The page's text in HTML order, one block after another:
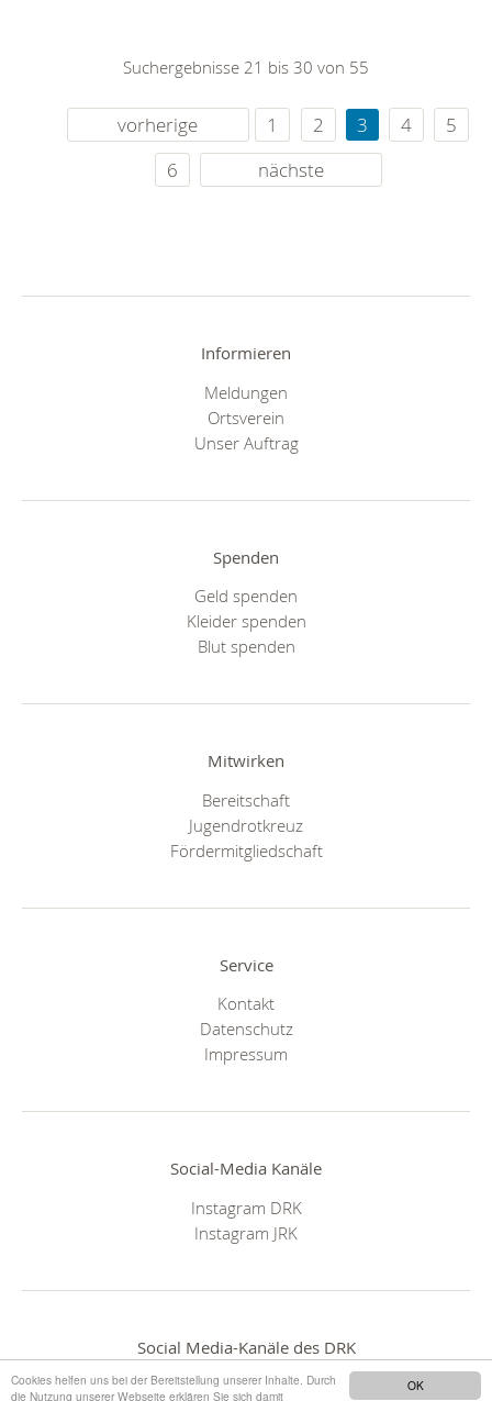
OK
Cookies helfen uns bei der Bereitstellung unserer Inhalte. Durch
die Nutzung unserer Webseite erklären Sie sich damit
Suchergebnisse 21 bis 30 von 55
vorherige 1 2 3 4
5
6
nächste
Informieren
Meldungen
Ortsverein
Unser Auftrag
Spenden
Geld spenden
Kleider spenden
Blut spenden
Mitwirken
Bereitschaft
Jugendrotkreuz
Fördermitgliedschaft
Service
Kontakt
Datenschutz
Impressum
Social-Media Kanäle
Instagram DRK
Instagram JRK
Social Media-Kanäle des DRK